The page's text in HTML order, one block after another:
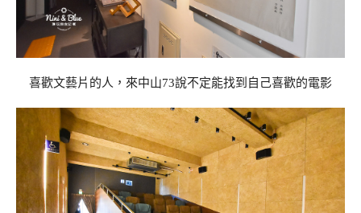
喜歡文藝片的人，來中山73說不定能找到自己喜歡的電影